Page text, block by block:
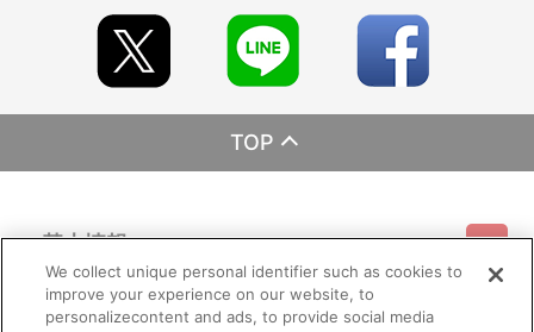
TOP
基本情報
利用規約 特定商取引法に基づく表示 プライバシーポリシー
ご利用情報
We collect unique personal identifier such as cookies to
improve your experience on our website, to
personalizecontent and ads, to provide social media